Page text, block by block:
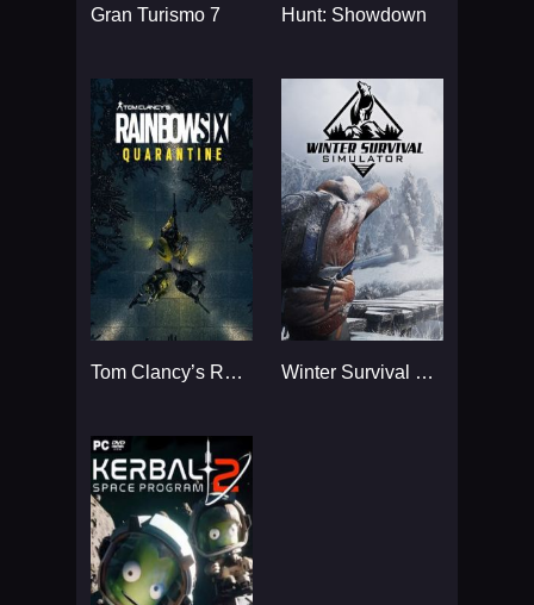
Gran Turismo 7 Hunt: Showdown
Tom Clancy’s Rainbow Six Winter Survival Simulator